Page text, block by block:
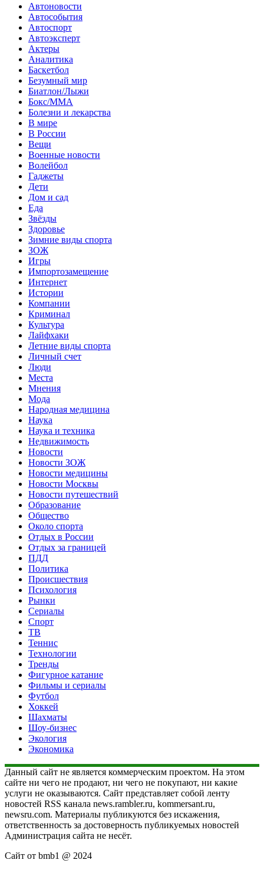
Автоновости
Автособытия
Автоспорт
Автоэксперт
Актеры
Аналитика
Баскетбол
Безумный мир
Биатлон/Лыжи
Бокс/MMA
Болезни и лекарства
В мире
В России
Вещи
Военные новости
Волейбол
Гаджеты
Дети
Дом и сад
Еда
Звёзды
Здоровье
Зимние виды спорта
ЗОЖ
Игры
Импортозамещение
Интернет
Истории
Компании
Криминал
Культура
Лайфхаки
Летние виды спорта
Личный счет
Люди
Места
Мнения
Мода
Народная медицина
Наука
Наука и техника
Недвижимость
Новости
Новости ЗОЖ
Новости медицины
Новости Москвы
Новости путешествий
Образование
Общество
Около спорта
Отдых в России
Отдых за границей
ПДД
Политика
Происшествия
Психология
Рынки
Сериалы
Спорт
ТВ
Теннис
Технологии
Тренды
Фигурное катание
Фильмы и сериалы
Футбол
Хоккей
Шахматы
Шоу-бизнес
Экология
Экономика
Данный сайт не является коммерческим проектом. На этом
сайте ни чего не продают, ни чего не покупают, ни какие
услуги не оказываются. Сайт представляет собой ленту
новостей RSS канала news.rambler.ru, kommersant.ru,
newsru.com. Материалы публикуются без искажения,
ответственность за достоверность публикуемых новостей
Администрация сайта не несёт.
Сайт от bmb1 @ 2024